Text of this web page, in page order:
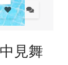
見舞